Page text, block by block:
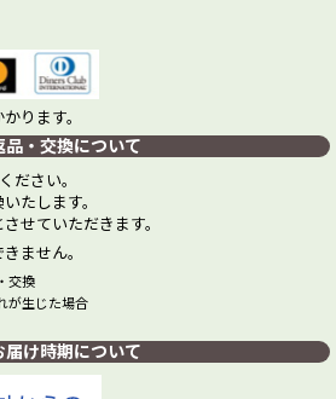
ります。
品・交換について
ださい。
たします。
せていただきます。
ません。
交換
が生じた場合
届け時期について